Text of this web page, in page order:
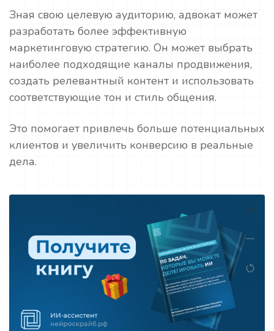
Зная свою целевую аудиторию, адвокат может
разработать более эффективную
маркетинговую стратегию. Он может выбрать
наиболее подходящие каналы продвижения,
создать релевантный контент и использовать
соответствующие тон и стиль общения.
Это помогает привлечь больше потенциальных
клиентов и увеличить конверсию в реальные
дела.